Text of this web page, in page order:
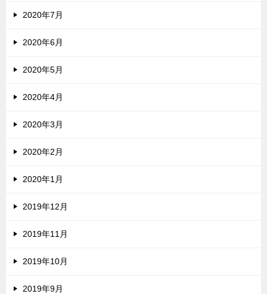
2020年7月
2020年6月
2020年5月
2020年4月
2020年3月
2020年2月
2020年1月
2019年12月
2019年11月
2019年10月
2019年9月